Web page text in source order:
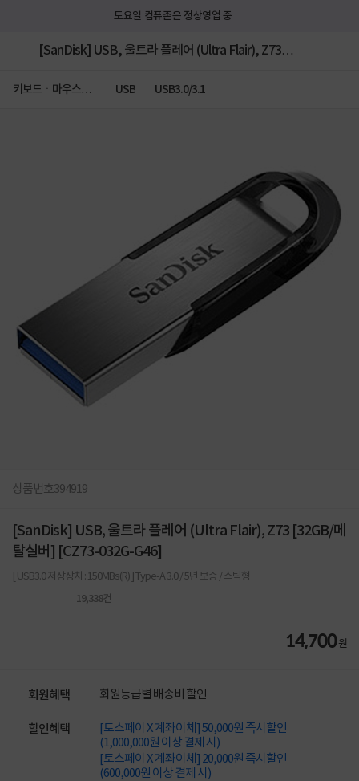
토요일 컴퓨존은 정상영업 중
[SanDisk] USB, 울트라 플레어 (Ultra Flair), Z73
키보드ㆍ마우스ㆍ
USB USB3.0/3.1
상품번호394919
[SanDisk] USB, 울트라 플레어 (Ultra Flair), Z73 [32GB/메
탈실버] [CZ73-032G-G46]
[ USB3.0 저장장치 : 150MBs(R) ] Type-A 3.0 / 5년 보증 / 스틱형
19,338건
14,700원
회원혜택 회원등급별 배송비 할인
할인혜택
[토스페이 X 계좌이체] 50,000원 즉시할인
(1,000,000원 이상 결제 시)
[토스페이 X 계좌이체] 20,000원 즉시할인
(600,000원 이상 결제 시)